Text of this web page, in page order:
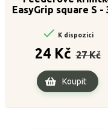
EasyGrip square S -
 K dispozici
24 Kč cena
27 Kč
Koupit